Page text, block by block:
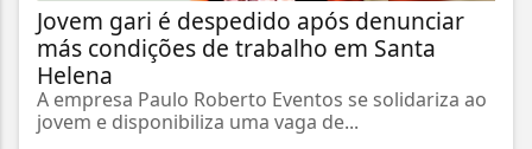
Jovem gari é despedido após denunciar
más condições de trabalho em Santa
Helena
A empresa Paulo Roberto Eventos se solidariza ao
jovem e disponibiliza uma vaga de...